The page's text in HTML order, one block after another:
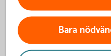
Tips! Skaffa Mobilt
Skaffa MobiltBankID
Bara